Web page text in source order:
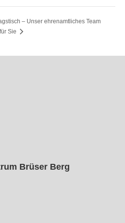
– Unser ehrenamtliches Team
Sie
Brüser Berg